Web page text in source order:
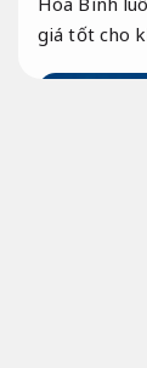
giá tốt cho